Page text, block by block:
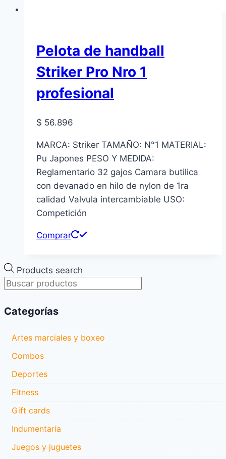
Pelota de handball
Striker Pro Nro 1
profesional
$ 56.896
MARCA: Striker TAMAÑO: N°1 MATERIAL:
Pu Japones PESO Y MEDIDA:
Reglamentario 32 gajos Camara butilica
con devanado en hilo de nylon de 1ra
calidad Valvula intercambiable USO:
Competición
Comprar
Products search
Categorías
Artes marciales y boxeo
Combos
Deportes
Fitness
Gift cards
Indumentaria
Juegos y juguetes